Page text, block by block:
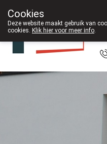
Cookies
Deze website maakt gebruik van
cookies. Klik hier voor meer info.